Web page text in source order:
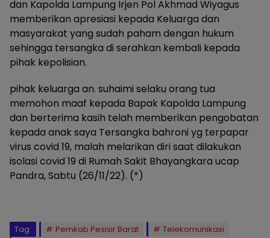
dan Kapolda Lampung Irjen Pol Akhmad Wiyagus
memberikan apresiasi kepada Keluarga dan
masyarakat yang sudah paham dengan hukum
sehingga tersangka di serahkan kembali kepada
pihak kepolisian.
pihak keluarga an. suhaimi selaku orang tua
memohon maaf kepada Bapak Kapolda Lampung
dan berterima kasih telah memberikan pengobatan
kepada anak saya Tersangka bahroni yg terpapar
virus covid 19, malah melarikan diri saat dilakukan
isolasi covid 19 di Rumah Sakit Bhayangkara ucap
Pandra, Sabtu (26/11/22). (*)
Tag: Pemkab Pesisir Barat
Telekomunikasi